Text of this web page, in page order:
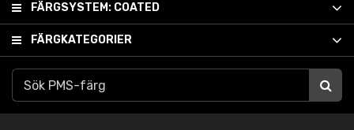
FÄRGSYSTEM: COATED
FÄRGKATEGORIER